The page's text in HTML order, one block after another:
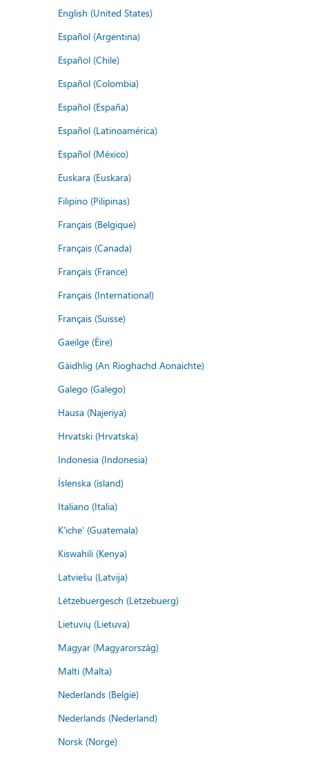
English (United States)
Español (Argentina)
Español (Chile)
Español (Colombia)
Español (España)
Español (Latinoamérica)
Español (México)
Euskara (Euskara)
Filipino (Pilipinas)
Français (Belgique)
Français (Canada)
Français (France)
Français (International)
Français (Suisse)
Gaeilge (Éire)
Gàidhlig (An Rìoghachd Aonaichte)
Galego (Galego)
Hausa (Najeriya)
Hrvatski (Hrvatska)
Indonesia (Indonesia)
Íslenska (ísland)
Italiano (Italia)
K'iche' (Guatemala)
Kiswahili (Kenya)
Latviešu (Latvija)
Lëtzebuergesch (Lëtzebuerg)
Lietuvių (Lietuva)
Magyar (Magyarország)
Malti (Malta)
Nederlands (België)
Nederlands (Nederland)
Norsk (Norge)